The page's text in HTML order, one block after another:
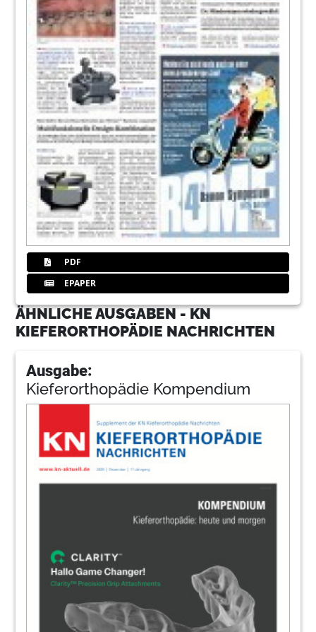
PDF
EPAPER
ÄHNLICHE AUSGABEN - KN
KIEFERORTHOPÄDIE NACHRICHTEN
Ausgabe:
Kieferorthopädie Kompendium